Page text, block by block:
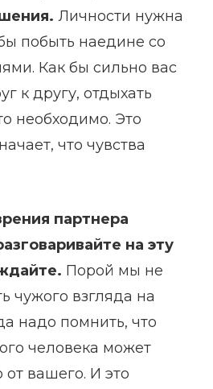
Личности нужна
побыть наедине со
Как бы сильно вас
к другу, отдыхать
необходимо. Это
что чувства
партнера
на эту
Порой мы не
чужого взгляда на
надо помнить, что
человека может
от вашего. И это